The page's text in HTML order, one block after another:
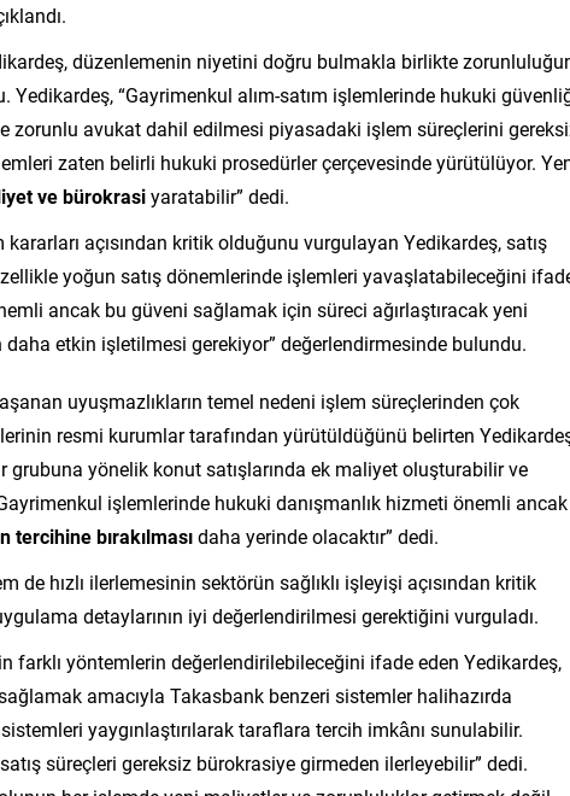
düzenlemenin niyetini doğru bulmakla birlikte
Yedikardeş, “Gayrimenkul alım-satım işlemlerinde hukuki
zorunlu avukat dahil edilmesi piyasadaki işlem süreçlerini
zaten belirli hukuki prosedürler çerçevesinde yürütülüyor.
ve bürokrasiyaratabilir” dedi.
kararları açısından kritik olduğunu vurgulayan Yedikardeş, satış
yoğun satış dönemlerinde işlemleri yavaşlatabileceğini
ancak bu güveni sağlamak için süreci ağırlaştıracak yeni
etkin işletilmesi gerekiyor” değerlendirmesinde bulundu.
uyuşmazlıkların temel nedeni işlem süreçlerinden çok
resmi kurumlar tarafından yürütüldüğünü belirten
yönelik konut satışlarında ek maliyet oluşturabilir ve
işlemlerinde hukuki danışmanlık hizmeti önemli ancak
tercihine bırakılmasıdaha yerinde olacaktır” dedi.
de hızlı ilerlemesinin sektörün sağlıklı işleyişi açısından kritik
detaylarının iyi değerlendirilmesi gerektiğini vurguladı.
farklı yöntemlerin değerlendirilebileceğini ifade eden Yedikardeş,
amacıyla Takasbank benzeri sistemler halihazırda
yaygınlaştırılarak taraflara tercih imkânı sunulabilir.
süreçleri gereksiz bürokrasiye girmeden ilerleyebilir” dedi.